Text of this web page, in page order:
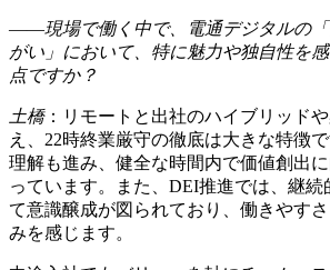
――現場で働く中で、電通デジタルの「
がい」において、特に魅力や独自性を
点ですか？
土橋：リモートと出社のハイブリッド
え、22時終業厳守の徹底は大きな特徴
理解も進み、健全な時間内で価値創出
っています。また、DEI推進では、継続
て意識醸成が図られており、働きやす
みを感じます。